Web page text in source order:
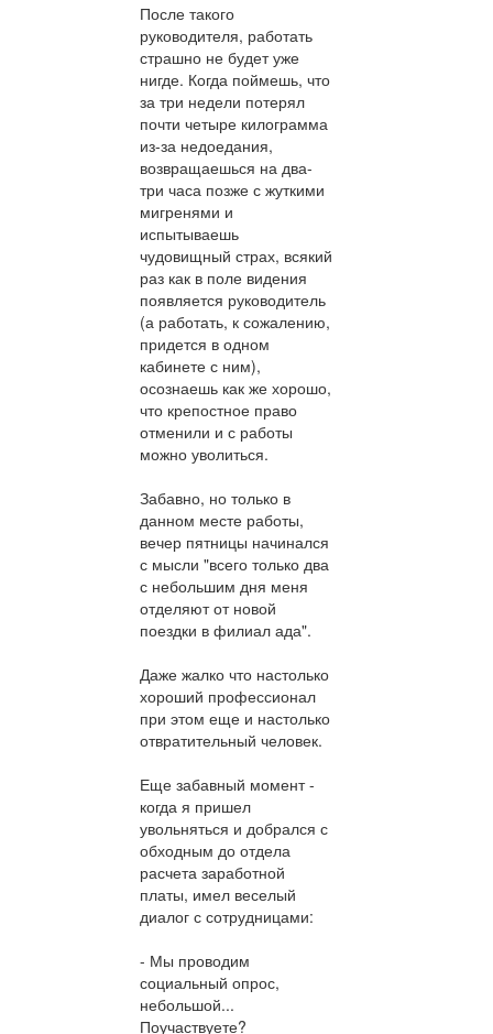
После такого
руководителя, работать
страшно не будет уже
нигде. Когда поймешь, что
за три недели потерял
почти четыре килограмма
из-за недоедания,
возвращаешься на два-
три часа позже с жуткими
мигренями и
испытываешь
чудовищный страх, всякий
раз как в поле видения
появляется руководитель
(а работать, к сожалению,
придется в одном
кабинете с ним),
осознаешь как же хорошо,
что крепостное право
отменили и с работы
можно уволиться.
Забавно, но только в
данном месте работы,
вечер пятницы начинался
с мысли "всего только два
с небольшим дня меня
отделяют от новой
поездки в филиал ада".
Даже жалко что настолько
хороший профессионал
при этом еще и настолько
отвратительный человек.
Еще забавный момент -
когда я пришел
увольняться и добрался с
обходным до отдела
расчета заработной
платы, имел веселый
диалог с сотрудницами:
- Мы проводим
социальный опрос,
небольшой...
Поучаствуете?